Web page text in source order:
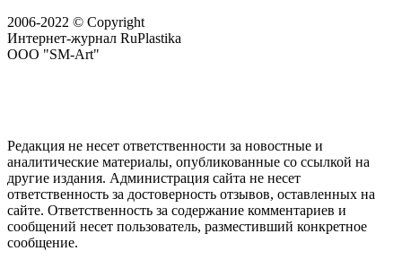
2006-2022 © Copyright
Интернет-журнал RuPlastika
ООО "SM-Art"
Редакция не несет ответственности за новостные и
аналитические материалы, опубликованные со ссылкой на
другие издания. Администрация сайта не несет
ответственность за достоверность отзывов, оставленных на
сайте. Ответственность за содержание комментариев и
сообщений несет пользователь, разместивший конкретное
сообщение.